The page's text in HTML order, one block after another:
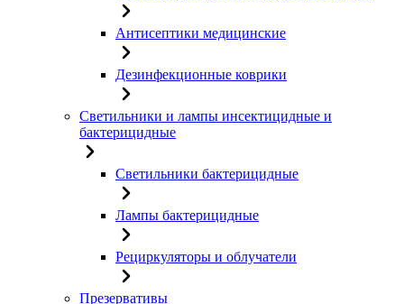
Антисептики медицинские
Дезинфекционные коврики
Светильники и лампы инсектицидные и
бактерицидные
Светильники бактерицидные
Лампы бактерицидные
Рециркуляторы и облучатели
Презервативы